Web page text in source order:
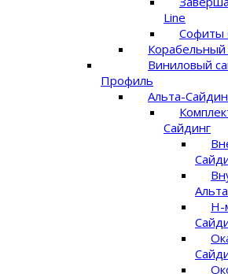
Line
Софиты
Виниловый
Профиль
Альта-
Сайдинг
Н-